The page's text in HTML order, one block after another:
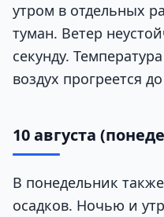
утром в отдельных
туман. Ветер
секунду.
воздух прогреется
10 августа
В понедельник
осадков. Ночью и